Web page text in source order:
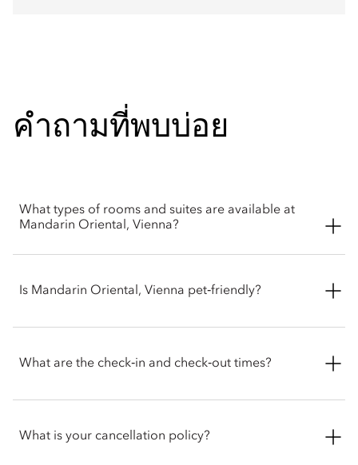
คำถามที่พบบ่อย
What types of rooms and suites are available at
Mandarin Oriental, Vienna?
rooms, including Superior, Deluxe, Premier and Mandarin
Is Mandarin Oriental, Vienna pet‑friendly?
comfortable stay for you and your party, please contact the
What are the check‑in and check‑out times?
in or late check-out, you can inform the hotel when booking
What is your cancellation policy?